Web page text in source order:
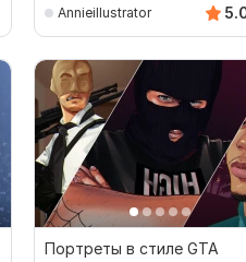
Annieillustrator
Портреты в стиле GTA